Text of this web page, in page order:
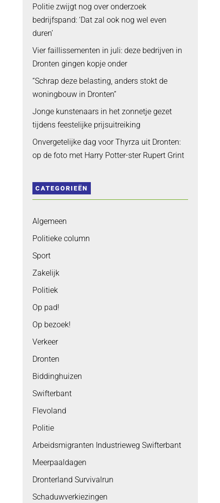
Politie zwijgt nog over onderzoek
bedrijfspand: ‘Dat zal ook nog wel even
duren’
Vier faillissementen in juli: deze bedrijven in
Dronten gingen kopje onder
“Schrap deze belasting, anders stokt de
woningbouw in Dronten”
Jonge kunstenaars in het zonnetje gezet
tijdens feestelijke prijsuitreiking
Onvergetelijke dag voor Thyrza uit Dronten:
op de foto met Harry Potter-ster Rupert Grint
CATEGORIEËN
Algemeen
Politieke column
Sport
Zakelijk
Politiek
Op pad!
Op bezoek!
Verkeer
Dronten
Biddinghuizen
Swifterbant
Flevoland
Politie
Arbeidsmigranten Industrieweg Swifterbant
Meerpaaldagen
Dronterland Survivalrun
Schaduwverkiezingen